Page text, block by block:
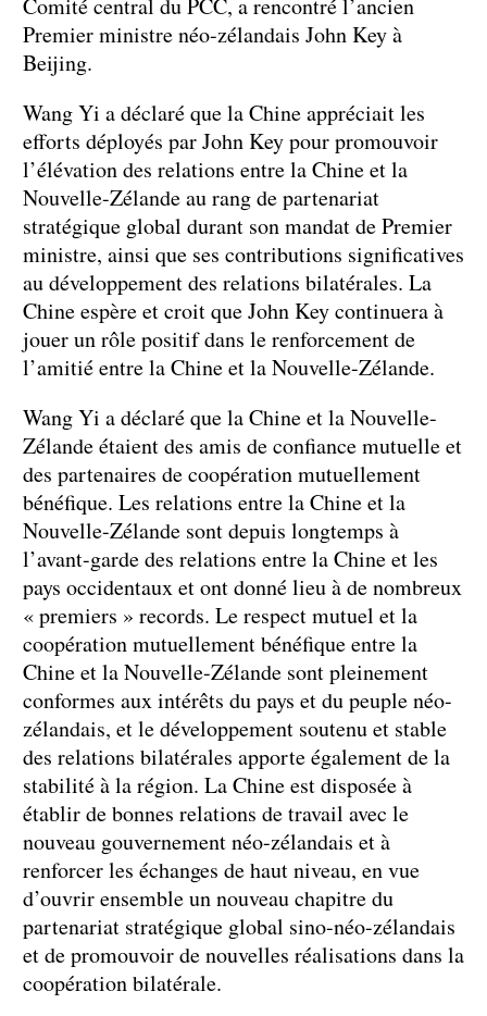
Premier ministre néo-zélandais John Key à
Beijing.
Wang Yi a déclaré que la Chine appréciait les
efforts déployés par John Key pour promouvoir
l’élévation des relations entre la Chine et la
Nouvelle-Zélande au rang de partenariat
stratégique global durant son mandat de Premier
ministre, ainsi que ses contributions significatives
au développement des relations bilatérales. La
Chine espère et croit que John Key continuera à
jouer un rôle positif dans le renforcement de
l’amitié entre la Chine et la Nouvelle-Zélande.
Wang Yi a déclaré que la Chine et la Nouvelle-
Zélande étaient des amis de confiance mutuelle et
des partenaires de coopération mutuellement
bénéfique. Les relations entre la Chine et la
Nouvelle-Zélande sont depuis longtemps à
l’avant-garde des relations entre la Chine et les
pays occidentaux et ont donné lieu à de nombreux
« premiers » records. Le respect mutuel et la
coopération mutuellement bénéfique entre la
Chine et la Nouvelle-Zélande sont pleinement
conformes aux intérêts du pays et du peuple néo-
zélandais, et le développement soutenu et stable
des relations bilatérales apporte également de la
stabilité à la région. La Chine est disposée à
établir de bonnes relations de travail avec le
nouveau gouvernement néo-zélandais et à
renforcer les échanges de haut niveau, en vue
d’ouvrir ensemble un nouveau chapitre du
partenariat stratégique global sino-néo-zélandais
et de promouvoir de nouvelles réalisations dans la
coopération bilatérale.